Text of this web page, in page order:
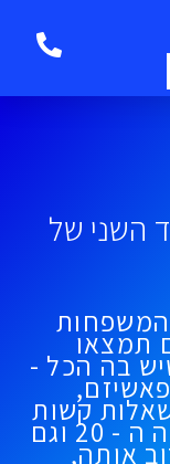
השני של
תמצאו
בה הכל -
קשות
על העולם של תחילת המאה ה - 20 וגם
אותה,